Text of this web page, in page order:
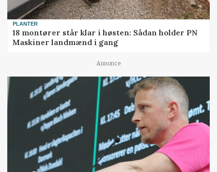
PLANTER
18 montører står klar i høsten: Sådan holder PN
Maskiner landmænd i gang
Annonce